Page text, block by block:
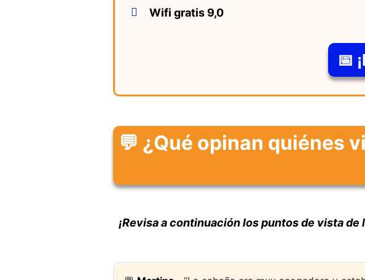
Wifi gratis 9,0
📅
💬 ¿Qué opinan quiénes
¡Revisa a continuación los puntos de vista de